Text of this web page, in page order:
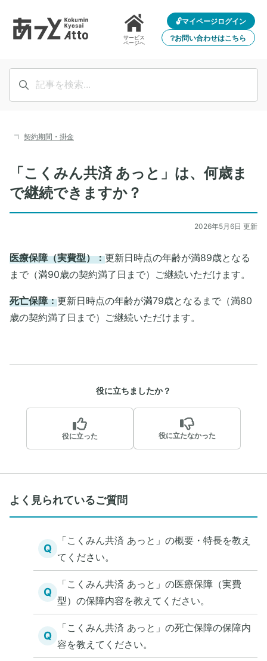
サービス
ページへ
🔓マイページログイン
❔お問い合わせはこちら
契約期間・掛金
「こくみん共済 あっと」は、何歳ま
で継続できますか？
2026年5月6日 更新
医療保障（実費型）：更新日時点の年齢が満89歳となる
まで（満90歳の契約満了日まで）ご継続いただけます。
死亡保障：更新日時点の年齢が満79歳となるまで（満80
歳の契約満了日まで）ご継続いただけます。
役に立ちましたか？
役に立った 役に立たなかった
よく見られているご質問
Q
「こくみん共済 あっと」の概要・特長を教え
てください。
Q
「こくみん共済 あっと」の医療保障（実費
型）の保障内容を教えてください。
Q
「こくみん共済 あっと」の死亡保障の保障内
容を教えてください。